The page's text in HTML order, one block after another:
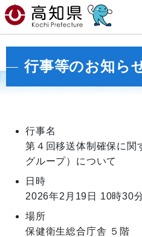
行事等のお知ら
行事名
第４回移送体制確保に関
グループ）について
日時
2026年2月19日
10時30
場所
保健衛生総合庁舎 ５階